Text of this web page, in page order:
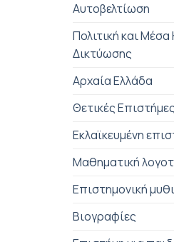
Αυτοβελτίωση
Πολιτική και Μέσα
Δικτύωσης
Αρχαία Ελλάδα
Θετικές Επιστήμες
Εκλαϊκευμένη
Μαθηματική
Επιστημονική
Βιογραφίες